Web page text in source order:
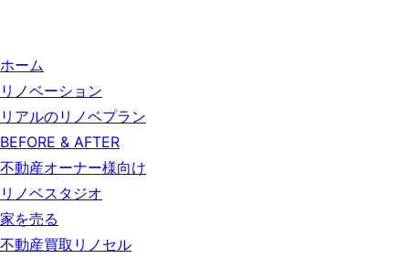
ホーム
リノベーション
リアルのリノベプラン
BEFORE & AFTER
不動産オーナー様向け
リノベスタジオ
家を売る
不動産買取リノセル